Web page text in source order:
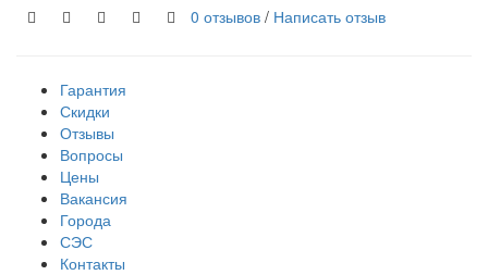
0 отзывов / Написать отзыв
Гарантия
Скидки
Отзывы
Вопросы
Цены
Вакансия
Города
СЭС
Контакты